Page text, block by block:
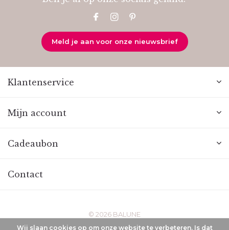
Meld je aan voor onze nieuwsbrief
Klantenservice
Mijn account
Cadeaubon
Contact
© 2026 BALUNE
Wij slaan cookies op om onze website te verbeteren. Is dat